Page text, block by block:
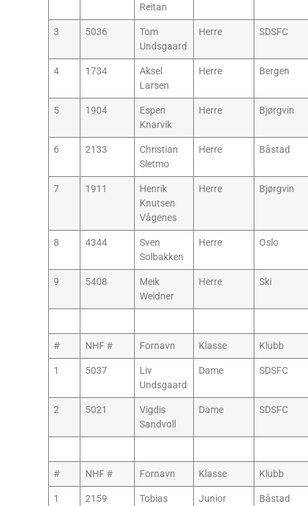
Reitan
3 5036
Tom
Undsgaard
Herre SDSFC
4 1734
Aksel
Larsen
Herre Bergen
5 1904
Espen
Knarvik
Herre Bjørgvin
6 2133
Christian
Sletmo
Herre Båstad
7 1911
Henrik
Knutsen
Vågenes
Herre Bjørgvin
8 4344
Sven
Solbakken
Herre Oslo
9 5408
Meik
Weidner
Herre Ski
# NHF # Fornavn Klasse Klubb
1 5037
Liv
Undsgaard
Dame SDSFC
2 5021
Vigdis
Sandvoll
Dame SDSFC
# NHF # Fornavn Klasse Klubb
1 2159
Tobias
Junior Båstad